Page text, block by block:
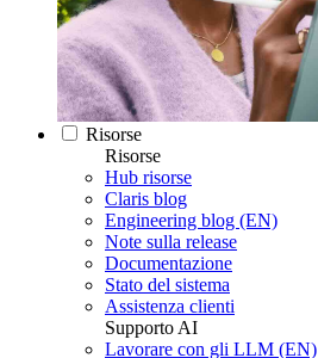
Risorse
Risorse
Hub risorse
Claris blog
Engineering blog (EN)
Note sulla release
Documentazione
Stato del sistema
Assistenza clienti
Supporto AI
Lavorare con gli LLM (EN)